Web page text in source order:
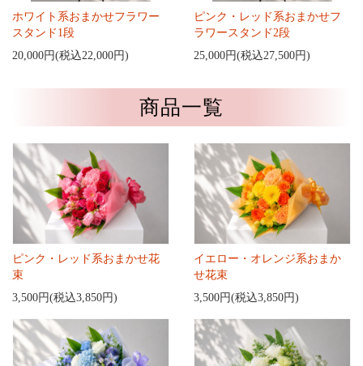
ホワイト系おまかせフラワー
スタンド1段
20,000円(税込22,000円)
ピンク・レッド系おまかせフ
ラワースタンド2段
25,000円(税込27,500円)
商品一覧
ピンク・レッド系おまかせ花
束
3,500円(税込3,850円)
イエロー・オレンジ系おまか
せ花束
3,500円(税込3,850円)